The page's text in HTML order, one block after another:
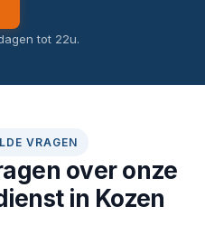
tot 22u.
VRAGEN
over onze
in Kozen